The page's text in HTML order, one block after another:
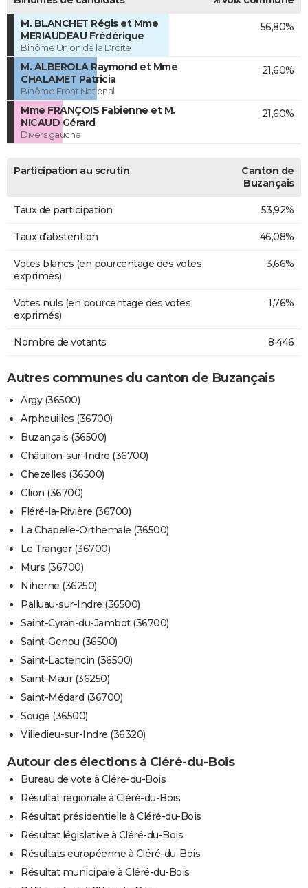
M. BLANCHET Régis et Mme
MERIAUDEAU Frédérique
Binôme Union de la Droite
56,80%
M. ALBEROLA Raymond et Mme
CHALAMET Patricia
Binôme Front National
21,60%
Mme FRANÇOIS Fabienne et M.
NICAUD Gérard
Divers gauche
21,60%
Participation au scrutin
Canton de
Buzançais
Taux de participation 53,92%
Taux d'abstention 46,08%
Votes blancs (en pourcentage des votes
exprimés)
3,66%
Votes nuls (en pourcentage des votes
exprimés)
1,76%
Nombre de votants 8 446
Autres communes du canton de Buzançais
Argy (36500)
Arpheuilles (36700)
Buzançais (36500)
Châtillon-sur-Indre (36700)
Chezelles (36500)
Clion (36700)
Fléré-la-Rivière (36700)
La Chapelle-Orthemale (36500)
Le Tranger (36700)
Murs (36700)
Niherne (36250)
Palluau-sur-Indre (36500)
Saint-Cyran-du-Jambot (36700)
Saint-Genou (36500)
Saint-Lactencin (36500)
Saint-Maur (36250)
Saint-Médard (36700)
Sougé (36500)
Villedieu-sur-Indre (36320)
Autour des élections à Cléré-du-Bois
Bureau de vote à Cléré-du-Bois
Résultat régionale à Cléré-du-Bois
Résultat présidentielle à Cléré-du-Bois
Résultat législative à Cléré-du-Bois
Résultats européenne à Cléré-du-Bois
Résultat municipale à Cléré-du-Bois